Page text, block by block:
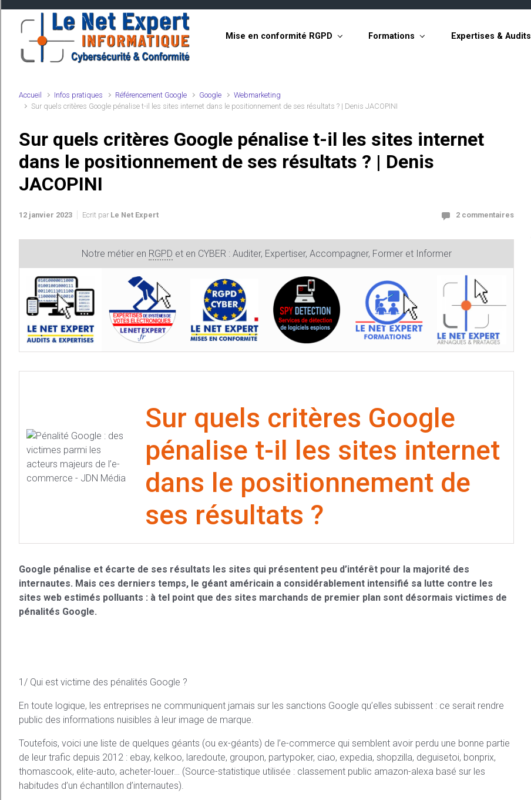
Skip to main content
Mise en conformité RGPD Formations Expertises & Audits
Accueil Infos pratiques Référencement Google Google
Webmarketing
Sur quels critères Google pénalise t-il les sites internet dans le positionnement de ses résultats ? | Denis JACOPINI
Sur quels critères Google pénalise t-il les sites internet
dans le positionnement de ses résultats ? | Denis
JACOPINI
12 janvier 2023 Ecrit par Le Net Expert 2 commentaires
Notre métier en RGPD et en CYBER : Auditer, Expertiser, Accompagner, Former et Informer
Sur quels critères Google
pénalise t-il les sites internet
dans le positionnement de
ses résultats ?
Google pénalise et écarte de ses résultats les sites qui présentent peu d’intérêt pour la majorité des
internautes. Mais ces derniers temps, le géant américain a considérablement intensifié sa lutte contre les
sites web estimés polluants : à tel point que des sites marchands de premier plan sont désormais victimes de
pénalités Google.
1/ Qui est victime des pénalités Google ?
En toute logique, les entreprises ne communiquent jamais sur les sanctions Google qu’elles subissent : ce serait rendre
public des informations nuisibles à leur image de marque.
Toutefois, voici une liste de quelques géants (ou ex-géants) de l’e-commerce qui semblent avoir perdu une bonne partie
de leur trafic depuis 2012 : ebay, kelkoo, laredoute, groupon, partypoker, ciao, expedia, shopzilla, deguisetoi, bonprix,
thomascook, elite-auto, acheter-louer… (Source-statistique utilisée : classement public amazon-alexa basé sur les
habitudes d’un échantillon d’internautes).